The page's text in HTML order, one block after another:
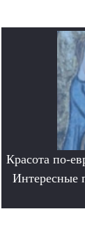
Красота по-
Интересные